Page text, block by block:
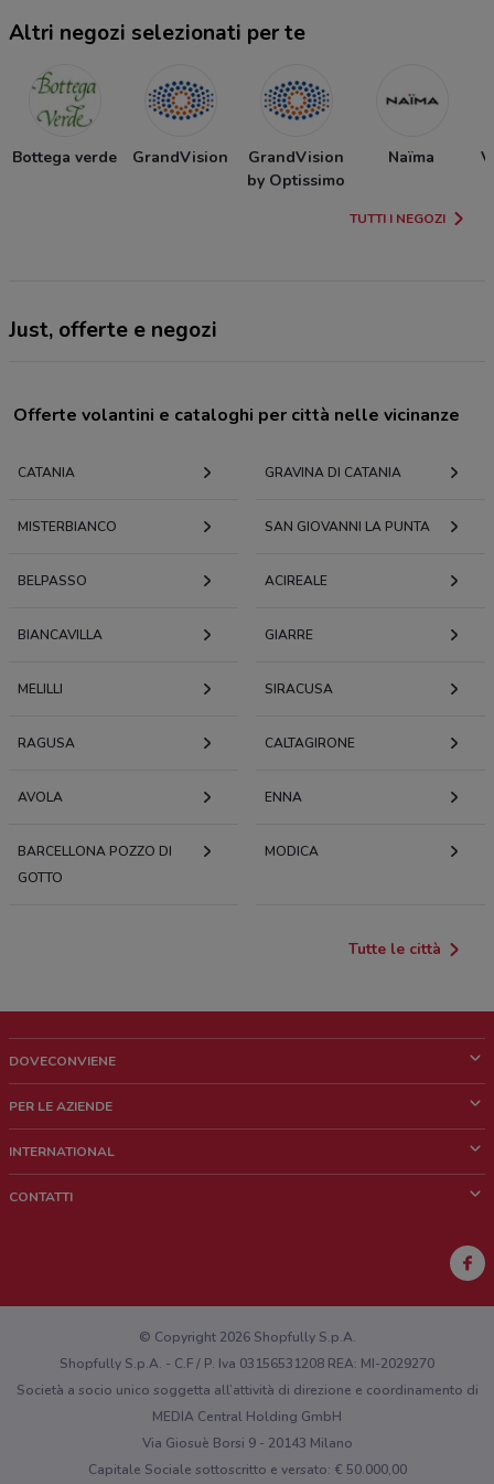
Altri negozi selezionati per te
Bottega verde GrandVision
GrandVision
by Optissimo
Naïma
TUTTI I NEGOZI
Just, offerte e negozi
Offerte volantini e cataloghi per città nelle vicinanze
CATANIA GRAVINA DI CATANIA
MISTERBIANCO SAN GIOVANNI LA PUNTA
BELPASSO ACIREALE
BIANCAVILLA GIARRE
MELILLI SIRACUSA
RAGUSA CALTAGIRONE
AVOLA ENNA
BARCELLONA POZZO DI
GOTTO
MODICA
Tutte le città
DOVECONVIENE
Chi siamo
Lavora con noi
PER LE AZIENDE
Richieste commerciali e marketing
INTERNATIONAL
CONTATTI
Hai un malfunzionamento sul web o sull'app?
© Copyright 2026 Shopfully S.p.A.
Shopfully S.p.A. - C.F / P. Iva 03156531208 REA: MI-2029270
Società a socio unico soggetta all’attività di direzione e coordinamento di
MEDIA Central Holding GmbH
Via Giosuè Borsi 9 - 20143 Milano
Capitale Sociale sottoscritto e versato: € 50.000,00